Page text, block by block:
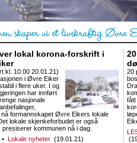
lokal korona-forskrift i
kl. 10.00 20.01.21)
i Øvre Eiker
i flere uker. I og
har innført
nasjonale
formannskapet Øvre Eikers lokale
lokale skjenkeforbudet er også
presiserer kommunen nå i dag.
• Lokale nyheter (19.01.21)
20